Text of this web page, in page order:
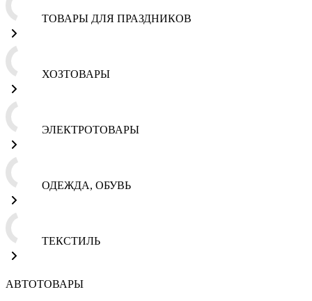
ТОВАРЫ ДЛЯ ПРАЗДНИКОВ
ХОЗТОВАРЫ
ЭЛЕКТРОТОВАРЫ
ОДЕЖДА, ОБУВЬ
ТЕКСТИЛЬ
АВТОТОВАРЫ